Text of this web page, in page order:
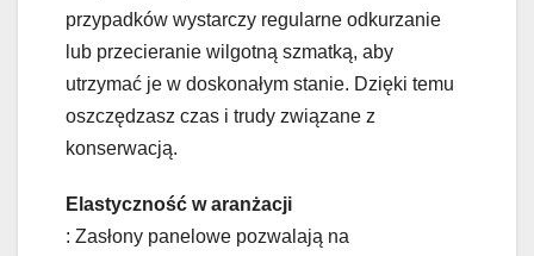
przypadków wystarczy regularne odkurzanie
lub przecieranie wilgotną szmatką, aby
utrzymać je w doskonałym stanie. Dzięki temu
oszczędzasz czas i trudy związane z
konserwacją.
Elastyczność w aranżacji
: Zasłony panelowe pozwalają na